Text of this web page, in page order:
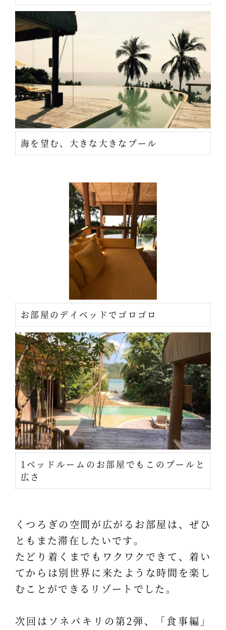
海を望む、大きな大きなプール
お部屋のデイベッドでゴロゴロ
1ベッドルームのお部屋でもこのプールと
広さ
くつろぎの空間が広がるお部屋は、ぜひ
ともまた滞在したいです。
たどり着くまでもワクワクできて、着い
てからは別世界に来たような時間を楽し
むことができるリゾートでした。
次回はソネバキリの第2弾、「食事編」